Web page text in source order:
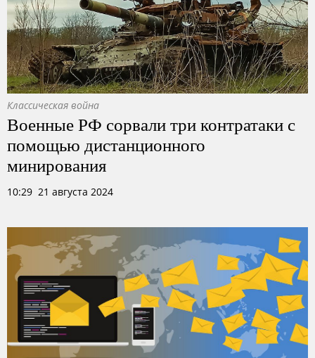
Классическая война
Военные РФ сорвали три контратаки с
помощью дистанционного
минирования
10:29 21 августа 2024